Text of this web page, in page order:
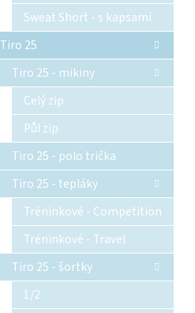
Sweat Short - s kapsami
Tiro 25
Tiro 25 - mikiny
Celý zip
Půl zip
Tiro 25 - polo trička
Tiro 25 - tepláky
Tréninkové - Competition
Tréninkové - Travel
Tiro 25 - šortky
1/2